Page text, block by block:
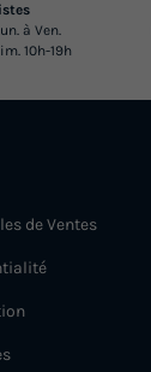
à Ven.
10h-19h
de Ventes